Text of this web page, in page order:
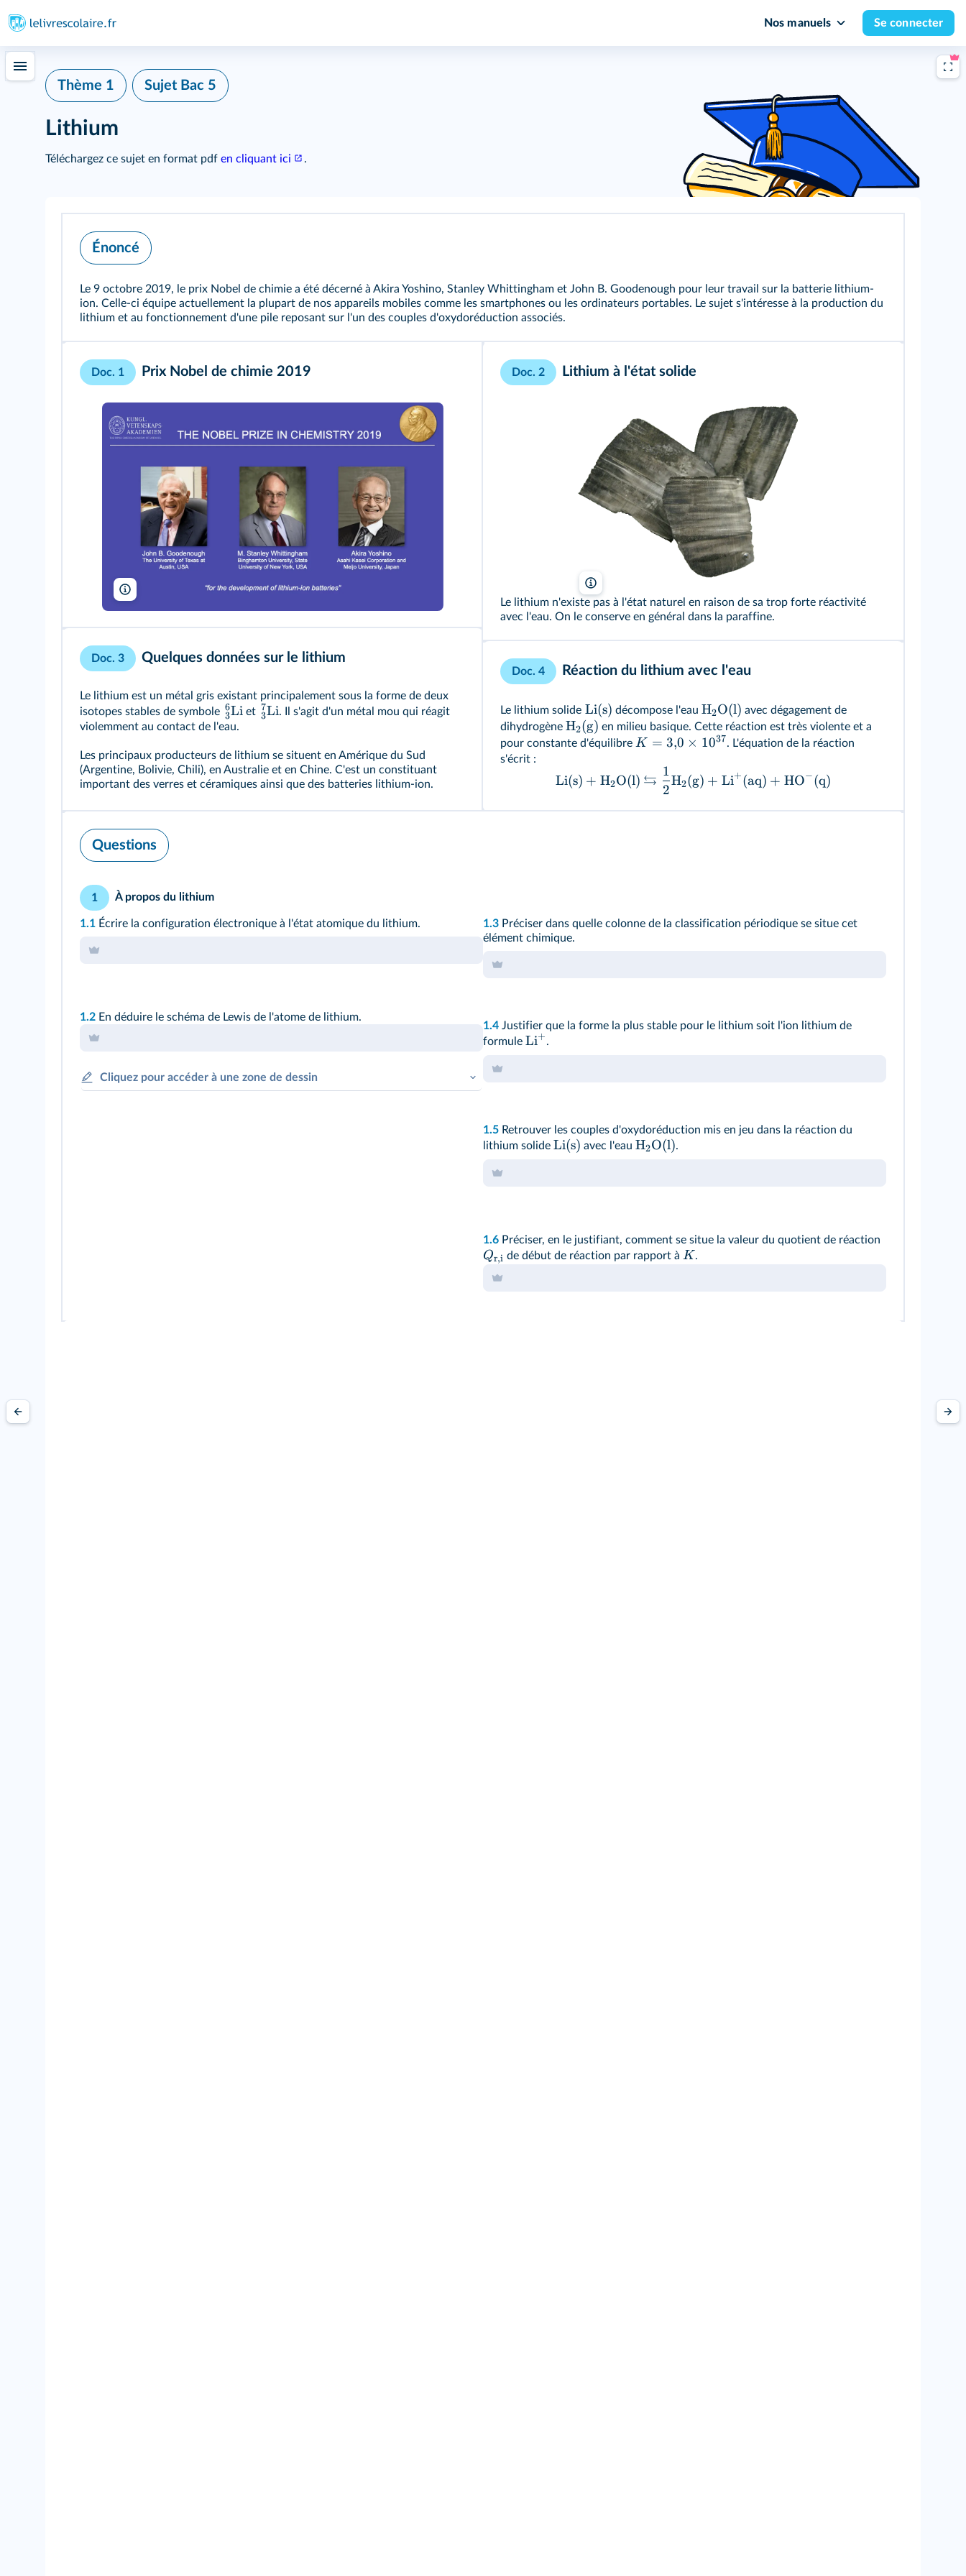
Nos manuels Se connecter
Thème 1 Sujet Bac 5
Lithium
Téléchargez ce sujet en format pdf en cliquant ici .
Énoncé
Le 9 octobre 2019, le prix Nobel de chimie a été décerné à Akira Yoshino, Stanley Whittingham et John B. Goodenough pour leur travail sur la batterie lithium-
ion. Celle-ci équipe actuellement la plupart de nos appareils mobiles comme les smartphones ou les ordinateurs portables. Le sujet s'intéresse à la production du
lithium et au fonctionnement d'une pile reposant sur l'un des couples d'oxydoréduction associés.
Doc. 1 Prix Nobel de chimie 2019
UPI / Alamy, Newscom/Alamy, Masahiro Sugimoto / Yomiuri / The Yomiuri Shimbun via AFP
Doc. 3 Quelques données sur le lithium
Le lithium est un métal gris existant principalement sous la forme de deux
isotopes stables de symbole 3
6Li et 3
7Li. Il s'agit d'un métal mou qui réagit
violemment au contact de l'eau.
Les principaux producteurs de lithium se situent en Amérique du Sud
(Argentine, Bolivie, Chili), en Australie et en Chine. C'est un constituant
important des verres et céramiques ainsi que des batteries lithium-ion.
Doc. 2 Lithium à l'état solide
Le lithium n'existe pas à l'état naturel en raison de sa trop forte réactivité
avec l'eau. On le conserve en général dans la paraffine.
Doc. 4 Réaction du lithium avec l'eau
Le lithium solide Li(s) décompose l'eau H2O(l) avec dégagement de
dihydrogène H2(g) en milieu basique. Cette réaction est très violente et a
pour constante d'équilibre K = 3,0 × 1037. L'équation de la réaction
s'écrit :
Li(s) + H2O(l) ⇆ 2
1
H2(g) + Li+(aq) + HO−(q)
Questions
1 À propos du lithium
1.1 Écrire la configuration électronique à l'état atomique du lithium.
1.2 En déduire le schéma de Lewis de l'atome de lithium.
Cliquez pour accéder à une zone de dessin
1.3 Préciser dans quelle colonne de la classification périodique se situe cet
élément chimique.
1.4 Justifier que la forme la plus stable pour le lithium soit l'ion lithium de
formule Li+.
1.5 Retrouver les couples d'oxydoréduction mis en jeu dans la réaction du
lithium solide Li(s) avec l'eau H2O(l).
1.6 Préciser, en le justifiant, comment se situe la valeur du quotient de réaction
Qr,i de début de réaction par rapport à K.